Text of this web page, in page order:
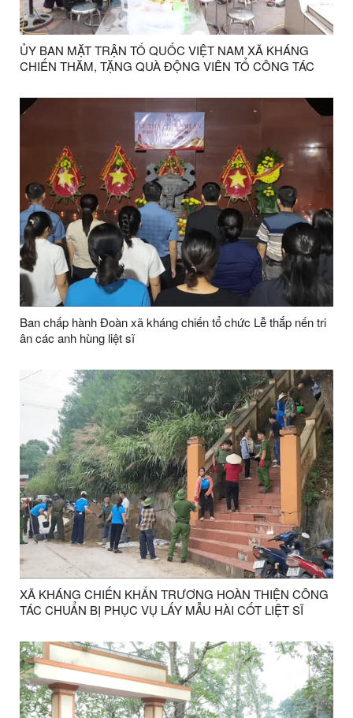
ỦY BAN MẶT TRẬN TỔ QUỐC VIỆT NAM XÃ KHÁNG
CHIẾN THĂM, TẶNG QUÀ ĐỘNG VIÊN TỔ CÔNG TÁC
HÀI CỐT LIỆT SĨ
Ban chấp hành Đoàn xã kháng chiến tổ chức Lễ thắp nến tri
ân các anh hùng liệt sĩ
XÃ KHÁNG CHIẾN KHẨN TRƯƠNG HOÀN THIỆN CÔNG
TÁC CHUẨN BỊ PHỤC VỤ LẤY MẪU HÀI CỐT LIỆT SĨ